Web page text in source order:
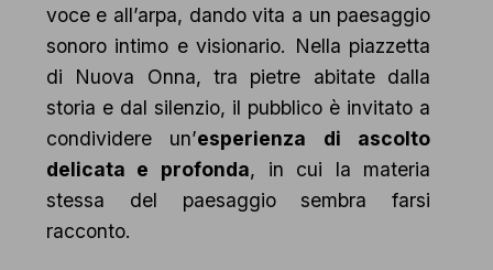
voce e all’arpa, dando vita a un paesaggio
sonoro intimo e visionario. Nella piazzetta
di Nuova Onna, tra pietre abitate dalla
storia e dal silenzio, il pubblico è invitato a
condividere un’esperienza di ascolto
delicata e profonda, in cui la materia
stessa del paesaggio sembra farsi
racconto.